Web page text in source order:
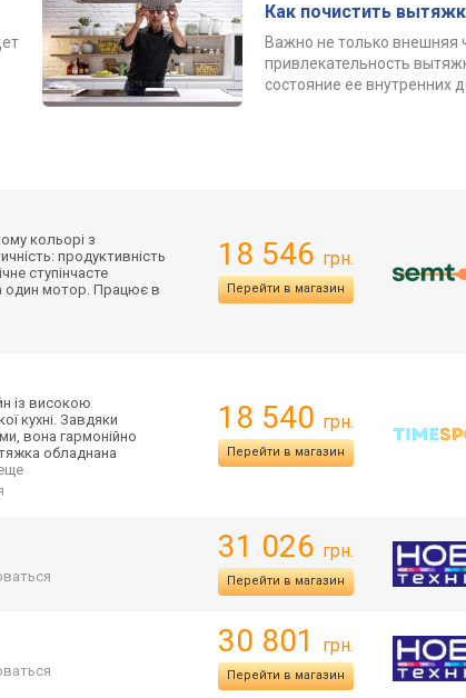
Как почистить
Важно не только внешняя
привлекательность
состояние ее внутренних
кольорі з
продуктивність
ступінчасте
один мотор. Працює в
18 546 грн.
Перейти в магазин
із високою
кухні. Завдяки
вона гармонійно
обладнана
18 540 грн.
Перейти в магазин
31 026 грн.
Перейти в магазин
30 801 грн.
Перейти в магазин